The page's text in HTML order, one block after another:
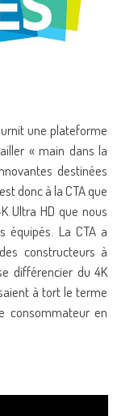
une plateforme
« main dans la
destinées
donc à la CTA que
Ultra HD que nous
équipés. La CTA a
constructeurs à
différencier du 4K
à tort le terme
consommateur en